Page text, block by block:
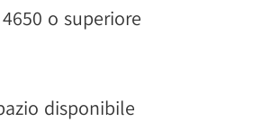
o superiore
disponibile